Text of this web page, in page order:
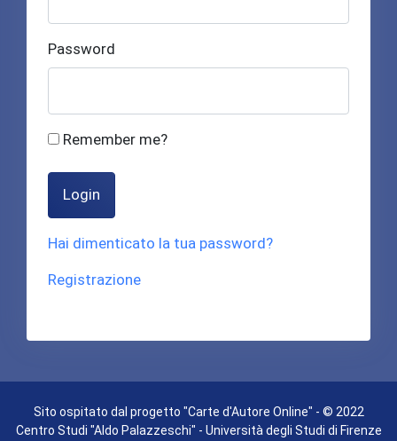
Password
Remember me?
Login
Hai dimenticato la tua password?
Registrazione
Sito ospitato dal progetto "Carte d'Autore Online" - © 2022
Centro Studi "Aldo Palazzeschi" - Università degli Studi di Firenze